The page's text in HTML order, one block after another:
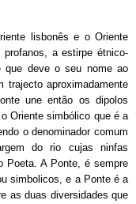
lisbonês e o Oriente
profanos, a estirpe étnico-
que deve o seu nome ao
trajecto aproximadamente
une então os dipolos
Oriente simbólico que é a
o denominador comum
do rio cujas ninfas
Poeta. A Ponte, é sempre
simbolicos, e a Ponte é a
as duas diversidades que